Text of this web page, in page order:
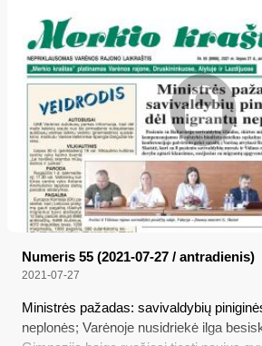
Numeris 55 (2021-07-27 / antradienis)
2021-07-27
Ministrės pažadas: savivaldybių
neplonės; Varėnoje nusidriekė ilga